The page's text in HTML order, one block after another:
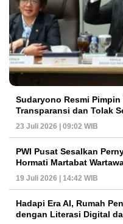
Sudaryono Resmi
Transparansi dan Tolak
23 Juli 2026 | 09:02 WIB
PWI Pusat Sesalkan
Hormati Martabat
19 Juli 2026 | 14:42 WIB
Hadapi Era AI, Rumah
dengan Literasi Digital